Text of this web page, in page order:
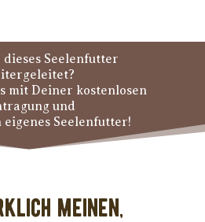
Seelenfutter
mit Deiner kostenlosen
und
Seelenfutter!
meinen,